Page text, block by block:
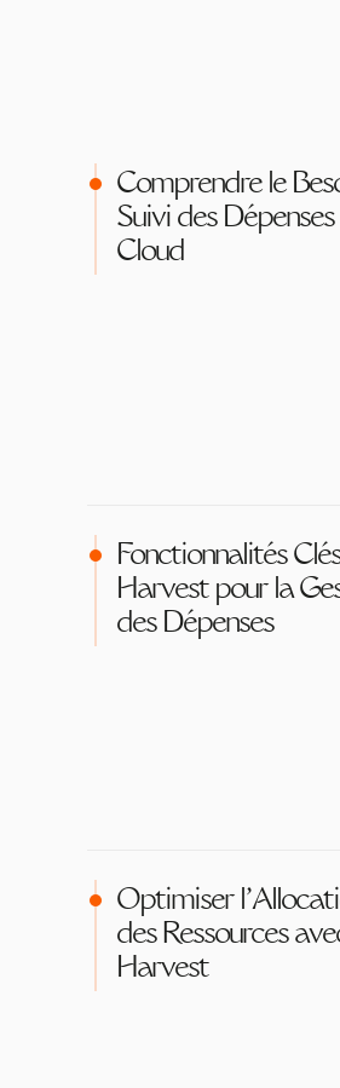
Comprendre le
Suivi des Dépenses
Cloud
Fonctionnalités
Harvest pour la
des Dépenses
Optimiser
des Ressources
Harvest